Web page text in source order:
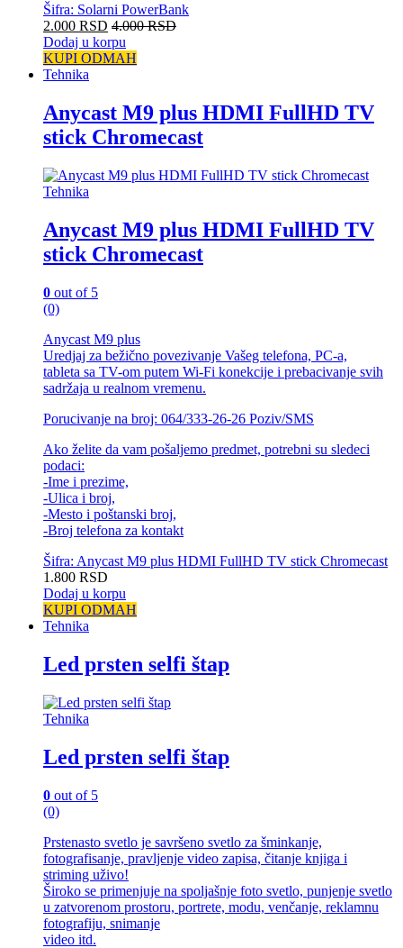
Šifra: Solarni PowerBank
2.000 RSD 4.000RSD
Dodaj u korpu
KUPI ODMAH
Tehnika
Anycast M9 plus HDMI FullHD TV
stick Chromecast
Tehnika
Anycast M9 plus HDMI FullHD TV
stick Chromecast
0 out of 5
(0)
Anycast M9 plus
Uredjaj za bežično povezivanje Vašeg telefona, PC-a,
tableta sa TV-om putem Wi-Fi konekcije i prebacivanje svih
sadržaja u realnom vremenu.
Porucivanje na broj: 064/333-26-26 Poziv/SMS
Ako želite da vam pošaljemo predmet, potrebni su sledeci
podaci:
-Ime i prezime,
-Ulica i broj,
-Mesto i poštanski broj,
-Broj telefona za kontakt
Šifra: Anycast M9 plus HDMI FullHD TV stick Chromecast
1.800 RSD
Dodaj u korpu
KUPI ODMAH
Tehnika
Led prsten selfi štap
Tehnika
Led prsten selfi štap
0 out of 5
(0)
Prstenasto svetlo je savršeno svetlo za šminkanje,
fotografisanje, pravljenje video zapisa, čitanje knjiga i
striming uživo!
Široko se primenjuje na spoljašnje foto svetlo, punjenje svetlo
u zatvorenom prostoru, portrete, modu, venčanje, reklamnu
fotografiju, snimanje
video itd.